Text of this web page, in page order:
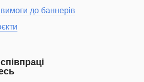
вимоги до баннерів